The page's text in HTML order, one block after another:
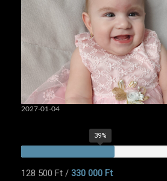
2027-01-04
39%
128 500 Ft / 330 000 Ft